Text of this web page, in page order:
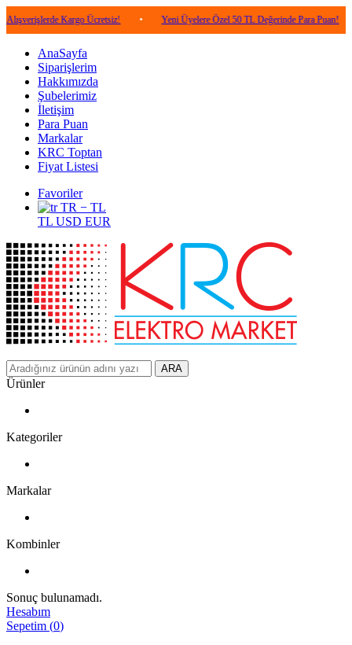
Kargo Ücretsiz! • Yeni Üyelere Özel 50 TL Değerinde Para Puan! •
AnaSayfa
Siparişlerim
Hakkımızda
Şubelerimiz
İletişim
Para Puan
Markalar
KRC Toptan
Fiyat Listesi
Favoriler
TR − TL
TL USD EUR
ARA
Ürünler
Kategoriler
Markalar
Kombinler
Sonuç bulunamadı.
Hesabım
Sepetim (0)